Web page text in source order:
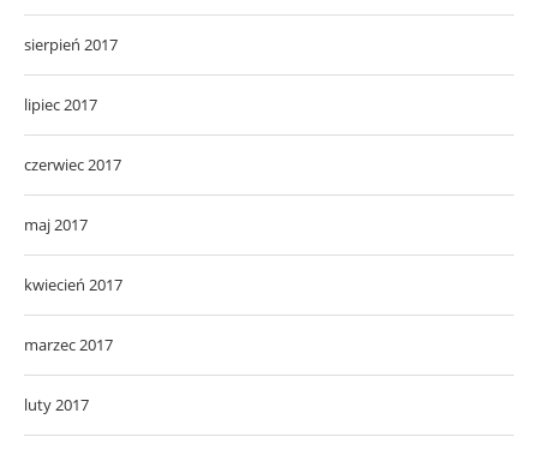
sierpień 2017
lipiec 2017
czerwiec 2017
maj 2017
kwiecień 2017
marzec 2017
luty 2017